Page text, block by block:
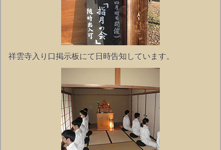
祥雲寺入り口掲示板にて日時告知しています。